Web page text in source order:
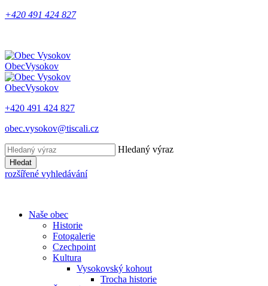
+420 491 424 827
ObecVysokov
ObecVysokov
+420 491 424 827
obec.vysokov@tiscali.cz
Hledaný výraz
Hledat
rozšířené vyhledávání
Naše obec
Historie
Fotogalerie
Czechpoint
Kultura
Vysokovský kohout
Trocha historie